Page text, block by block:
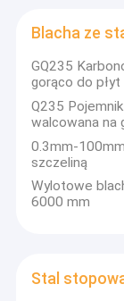
Blacha ze
GQ235
gorąco do
Q235
walcowana na
0.3mm-
szczeliną
Wylotowe
6000 mm
Stal